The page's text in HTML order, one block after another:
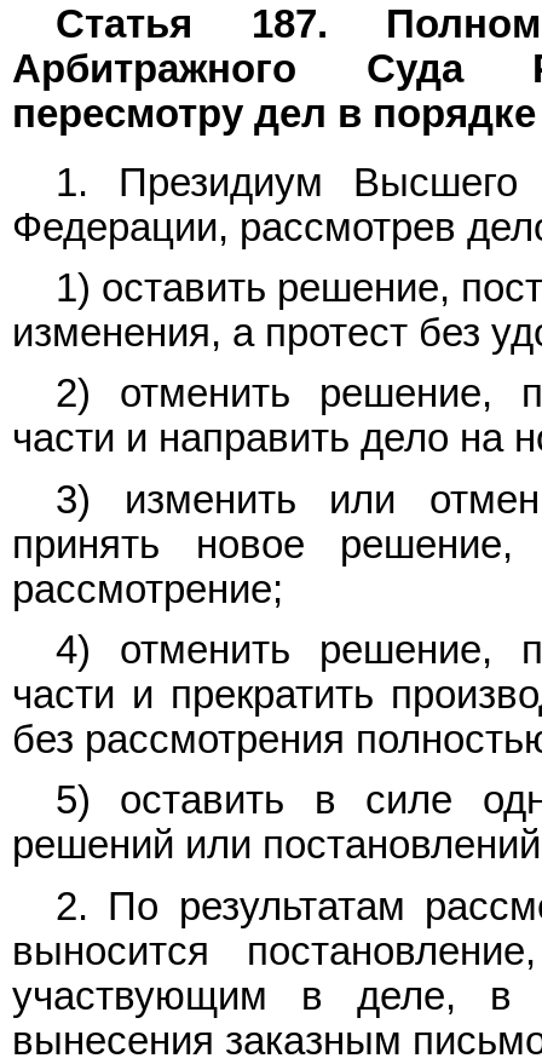
Статья 187.
Арбитражного Суда
пересмотру дел в
1. Президиум Высшего
Федерации, рассмотрев
1) оставить решение,
изменения, а протест без
2) отменить решение,
части и направить дело на
3) изменить или
принять новое
рассмотрение;
4) отменить решение,
части и прекратить
без рассмотрения
5) оставить в силе
решений или
2. По результатам
выносится
участвующим в деле, в
вынесения заказным